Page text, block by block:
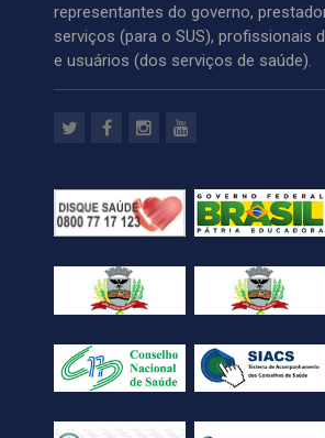
representantes do governo,
serviços (para o SUS), profissionais
e usuários (dos serviços de saúde).